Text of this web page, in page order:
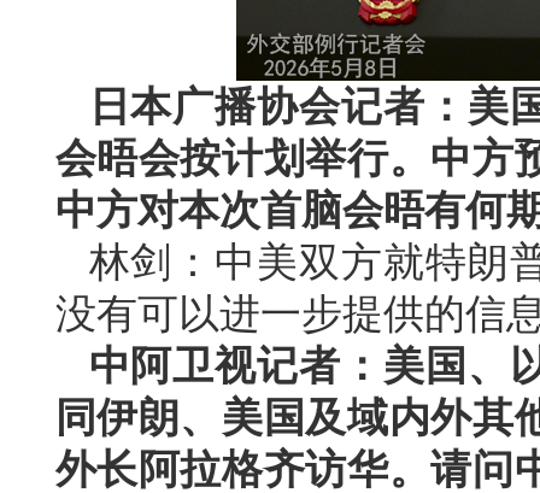
日本广播协会记者：美
会晤会按计划举行。中方
中方对本次首脑会晤有何
林剑：中美双方就特朗
没有可以进一步提供的信
中阿卫视记者：美国、
同伊朗、美国及域内外其
外长阿拉格齐访华。请问